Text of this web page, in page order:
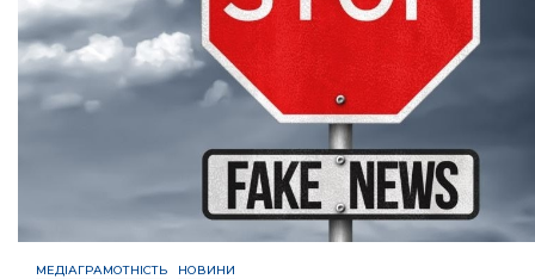
МЕДІАГРАМОТНІСТЬ НОВИНИ